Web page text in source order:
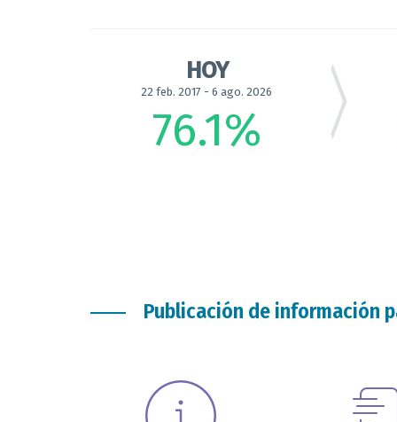
HOY
22 feb. 2017 - 6 ago. 2026
76.1%
Publicación de información